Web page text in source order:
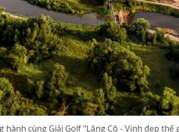
hành cùng Giải Golf "Lăng Cô - Vịnh đẹp thế